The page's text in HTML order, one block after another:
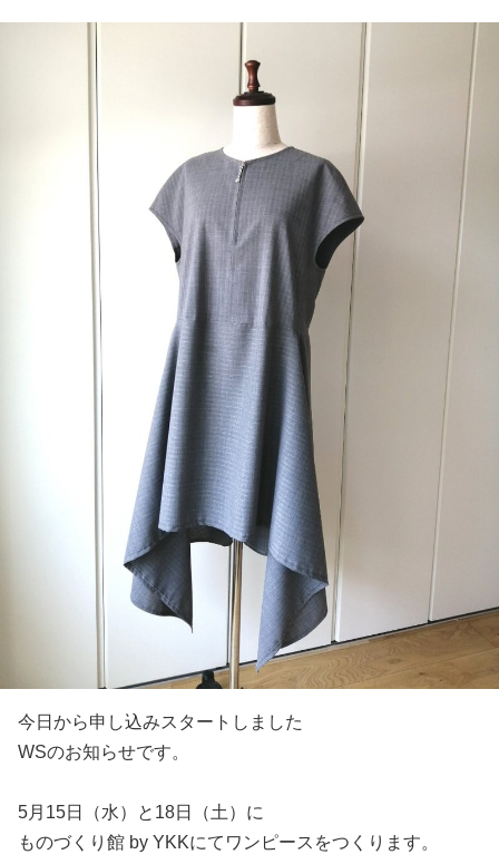
今日から申し込みスタートしました
WSのお知らせです。
5月15日（水）と18日（土）に
ものづくり館 by YKKにてワンピースをつくります。